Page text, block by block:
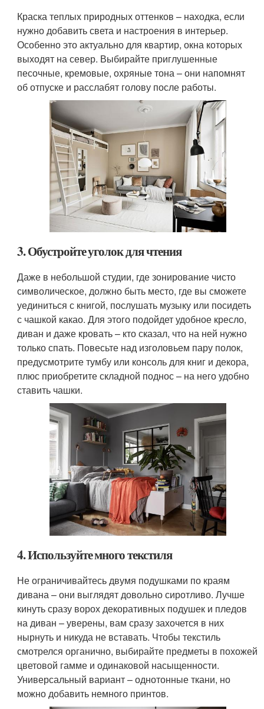
Краска теплых природных оттенков – находка, если
нужно добавить света и настроения в интерьер.
Особенно это актуально для квартир, окна которых
выходят на север. Выбирайте приглушенные
песочные, кремовые, охряные тона – они напомнят
об отпуске и расслабят голову после работы.
3. Обустройте уголок для чтения
Даже в небольшой студии, где зонирование чисто
символическое, должно быть место, где вы сможете
уединиться с книгой, послушать музыку или посидеть
с чашкой какао. Для этого подойдет удобное кресло,
диван и даже кровать – кто сказал, что на ней нужно
только спать. Повесьте над изголовьем пару полок,
предусмотрите тумбу или консоль для книг и декора,
плюс приобретите складной поднос – на него удобно
ставить чашки.
4. Используйте много текстиля
Не ограничивайтесь двумя подушками по краям
дивана – они выглядят довольно сиротливо. Лучше
кинуть сразу ворох декоративных подушек и пледов
на диван – уверены, вам сразу захочется в них
нырнуть и никуда не вставать. Чтобы текстиль
смотрелся органично, выбирайте предметы в похожей
цветовой гамме и одинаковой насыщенности.
Универсальный вариант – однотонные ткани, но
можно добавить немного принтов.